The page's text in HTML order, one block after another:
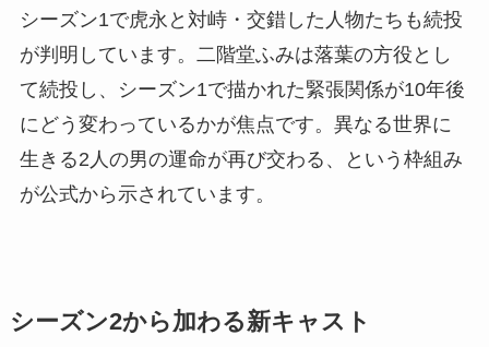
シーズン1で虎永と対峙・交錯した人物たちも続投
が判明しています。二階堂ふみは落葉の方役とし
て続投し、シーズン1で描かれた緊張関係が10年後
にどう変わっているかが焦点です。異なる世界に
生きる2人の男の運命が再び交わる、という枠組み
が公式から示されています。
シーズン2から加わる新キャスト